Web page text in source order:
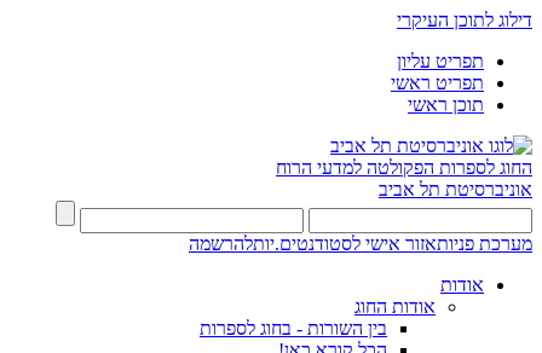
דילוג לתוכן העיקרי
תפריט עליון
תפריט ראשי
תוכן ראשי
החוג לספרות הפקולטה למדעי הרוח
אוניברסיטת תל אביב
מערכת פניותאזור אישי לסטודנטים.יותלהרשמה
אודות
אודות החוג
בין השורות - בחוג לספרות